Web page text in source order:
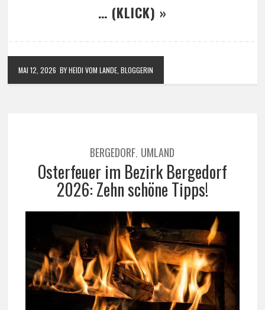
… (KLICK) »
MAI 12, 2026 BY HEIDI VOM LANDE, BLOGGERIN
BERGEDORF, UMLAND
Osterfeuer im Bezirk Bergedorf
2026: Zehn schöne Tipps!